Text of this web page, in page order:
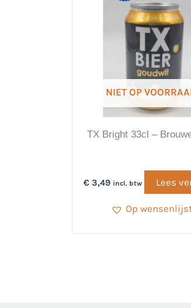
NIET OP
TX Bright 33cl –
€ 3,49 incl. btw Lees
Op